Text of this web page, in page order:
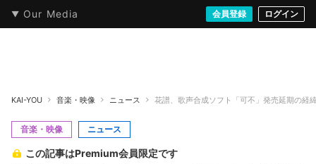
Our Media 会員登録 ログイン
本・文芸 情報化社会 音楽・映像 ゲームストリート
KAI-YOU 音楽・映像 ニュース 花譜、歌声合成ソフト「可不」発売延期の経
音楽・映像 ニュース
この記事はPremium会員限定です